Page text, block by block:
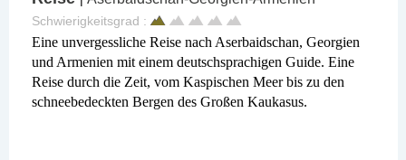
Schwierigkeitsgrad :
Eine unvergessliche Reise nach Aserbaidschan, Georgien
und Armenien mit einem deutschsprachigen Guide. Eine
Reise durch die Zeit, vom Kaspischen Meer bis zu den
schneebedeckten Bergen des Großen Kaukasus.